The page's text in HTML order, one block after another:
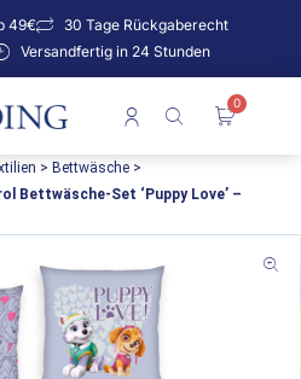
49€
30 Tage Rückgaberecht
Versandfertig in 24 Stunden
0
> Bettwäsche >
Bettwäsche-Set ‘Puppy Love’ –